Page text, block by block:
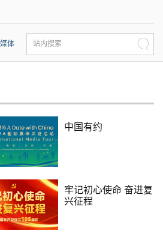
体 站内搜索
中国有约
牢记初心使命 奋进复
兴征程